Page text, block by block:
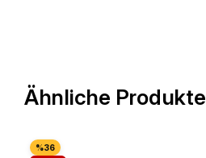
Ähnliche Produkte